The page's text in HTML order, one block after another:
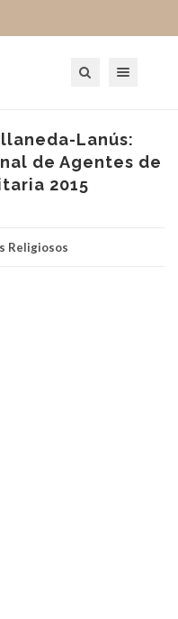
Lanús:
de Agentes de
2015
Religiosos